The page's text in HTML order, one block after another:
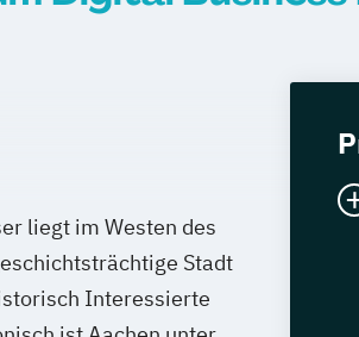
liegt im Westen des
Stadt
Interessierte